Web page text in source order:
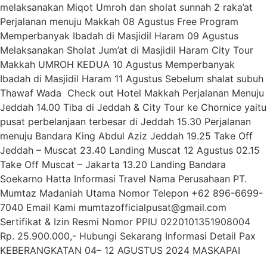
melaksanakan Miqot Umroh dan sholat sunnah 2 raka’at
Perjalanan menuju Makkah 08 Agustus Free Program
Memperbanyak Ibadah di Masjidil Haram 09 Agustus
Melaksanakan Sholat Jum’at di Masjidil Haram City Tour
Makkah UMROH KEDUA 10 Agustus Memperbanyak
Ibadah di Masjidil Haram 11 Agustus Sebelum shalat subuh
Thawaf Wada Check out Hotel Makkah Perjalanan Menuju
Jeddah 14.00 Tiba di Jeddah & City Tour ke Chornice yaitu
pusat perbelanjaan terbesar di Jeddah 15.30 Perjalanan
menuju Bandara King Abdul Aziz Jeddah 19.25 Take Off
Jeddah – Muscat 23.40 Landing Muscat 12 Agustus 02.15
Take Off Muscat – Jakarta 13.20 Landing Bandara
Soekarno Hatta Informasi Travel Nama Perusahaan PT.
Mumtaz Madaniah Utama Nomor Telepon +62 896-6699-
7040 Email Kami mumtazofficialpusat@gmail.com
Sertifikat & Izin Resmi Nomor PPIU 0220101351908004
Rp. 25.900.000,- Hubungi Sekarang Informasi Detail Pax
KEBERANGKATAN 04– 12 AGUSTUS 2024 MASKAPAI